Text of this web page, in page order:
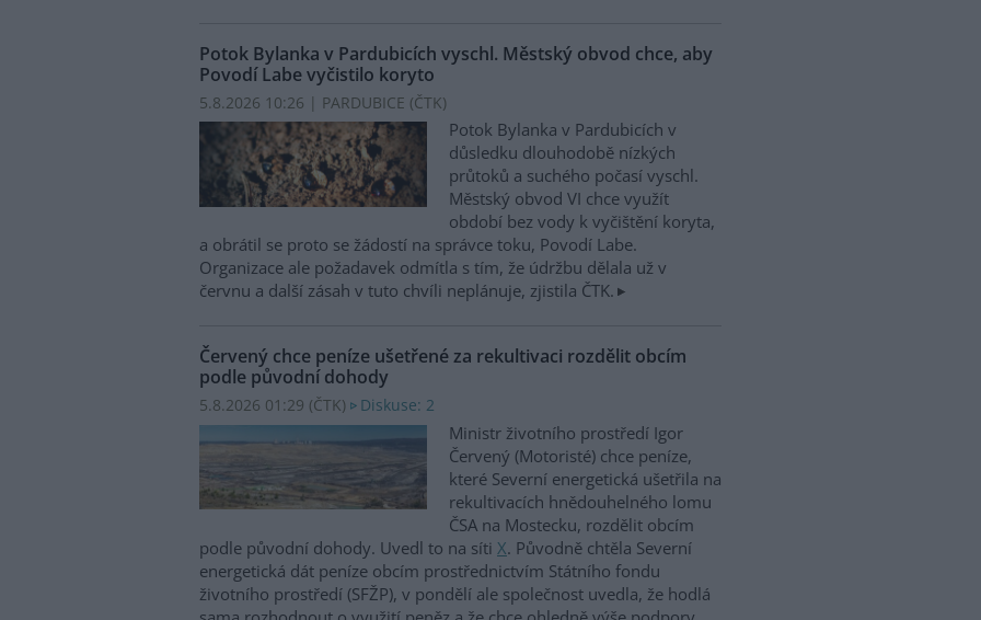
Potok Bylanka v Pardubicích vyschl. Městský obvod chce, aby
Povodí Labe vyčistilo koryto
5.8.2026 10:26 | PARDUBICE (ČTK)
Potok Bylanka v Pardubicích v
důsledku dlouhodobě nízkých
průtoků a suchého počasí vyschl.
Městský obvod VI chce využít
období bez vody k vyčištění koryta,
a obrátil se proto se žádostí na správce toku, Povodí Labe.
Organizace ale požadavek odmítla s tím, že údržbu dělala už v
červnu a další zásah v tuto chvíli neplánuje, zjistila ČTK.
Červený chce peníze ušetřené za rekultivaci rozdělit obcím
podle původní dohody
5.8.2026 01:29 (ČTK) Diskuse: 2
Ministr životního prostředí Igor
Červený (Motoristé) chce peníze,
které Severní energetická ušetřila na
rekultivacích hnědouhelného lomu
ČSA na Mostecku, rozdělit obcím
podle původní dohody. Uvedl to na síti X. Původně chtěla Severní
energetická dát peníze obcím prostřednictvím Státního fondu
životního prostředí (SFŽP), v pondělí ale společnost uvedla, že hodlá